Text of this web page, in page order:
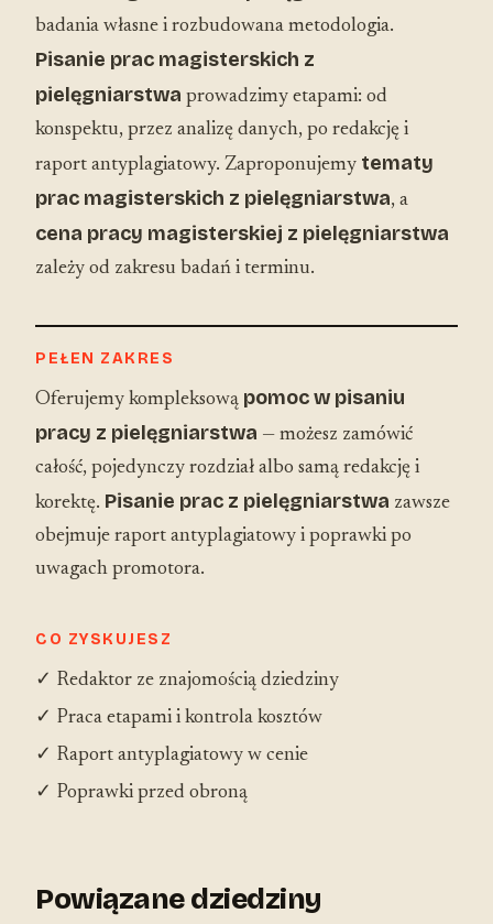
badania własne i rozbudowana metodologia.
Pisanie prac magisterskich z
pielęgniarstwa prowadzimy etapami: od
konspektu, przez analizę danych, po redakcję i
raport antyplagiatowy. Zaproponujemy tematy
prac magisterskich z pielęgniarstwa, a
cena pracy magisterskiej z pielęgniarstwa
zależy od zakresu badań i terminu.
PEŁEN ZAKRES
Oferujemy kompleksową pomoc w pisaniu
pracy z pielęgniarstwa — możesz zamówić
całość, pojedynczy rozdział albo samą redakcję i
korektę. Pisanie prac z pielęgniarstwa zawsze
obejmuje raport antyplagiatowy i poprawki po
uwagach promotora.
CO ZYSKUJESZ
✓ Redaktor ze znajomością dziedziny
✓ Praca etapami i kontrola kosztów
✓ Raport antyplagiatowy w cenie
✓ Poprawki przed obroną
Powiązane dziedziny